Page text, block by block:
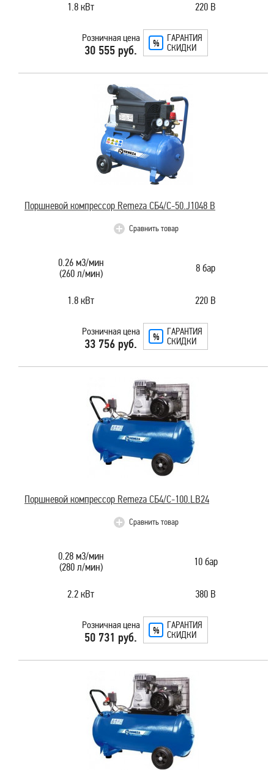
1.8 кВт 220 В
Розничная цена
30 555 руб.
ГАРАНТИЯ
СКИДКИ
Поршневой компрессор Remeza CБ4/C-50.J1048 B
Сравнить товар
0.26 м3/мин
(260 л/мин)
8 бар
1.8 кВт 220 В
Розничная цена
33 756 руб.
ГАРАНТИЯ
СКИДКИ
Поршневой компрессор Remeza СБ4/С-100.LB24
Сравнить товар
0.28 м3/мин
(280 л/мин)
10 бар
2.2 кВт 380 В
Розничная цена
50 731 руб.
ГАРАНТИЯ
СКИДКИ